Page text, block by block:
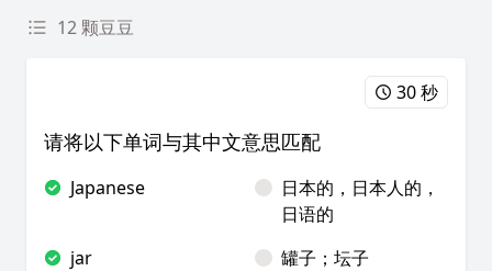
12 颗豆豆
30 秒
请将以下单词与其中文意思匹配
Japanese
日本的，日本人的，
日语的
jar
罐子；坛子